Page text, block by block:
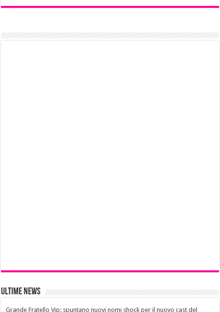
Ultime News
Grande Fratello Vip: spuntano nuovi nomi shock per il nuovo cast del